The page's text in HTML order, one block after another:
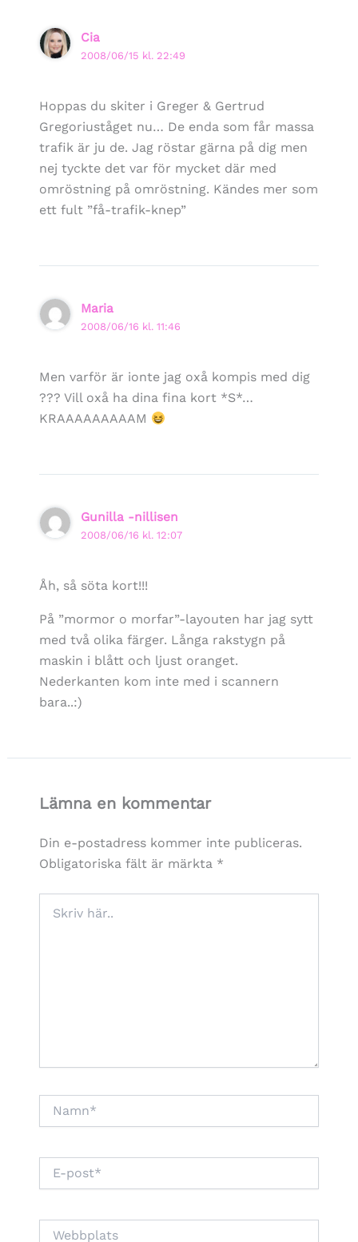
Cia
2008/06/15 kl. 22:49
Hoppas du skiter i Greger & Gertrud
Gregoriuståget nu… De enda som får massa
trafik är ju de. Jag röstar gärna på dig men
nej tyckte det var för mycket där med
omröstning på omröstning. Kändes mer som
ett fult ”få-trafik-knep”
Maria
2008/06/16 kl. 11:46
Men varför är ionte jag oxå kompis med dig
??? Vill oxå ha dina fina kort *S*…
KRAAAAAAAAAM
Gunilla -nillisen
2008/06/16 kl. 12:07
Åh, så söta kort!!!
På ”mormor o morfar”-layouten har jag sytt
med två olika färger. Långa rakstygn på
maskin i blått och ljust oranget.
Nederkanten kom inte med i scannern
bara..:)
Lämna en kommentar
Din e-postadress kommer inte publiceras.
Obligatoriska fält är märkta *
här..
post*